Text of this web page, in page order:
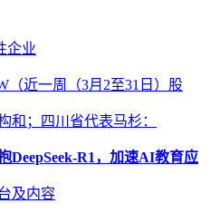
企业
（近一周（3月2至31日）股
和；四川省代表马杉：
DeepSeek-R1，加速AI教育应
及内容